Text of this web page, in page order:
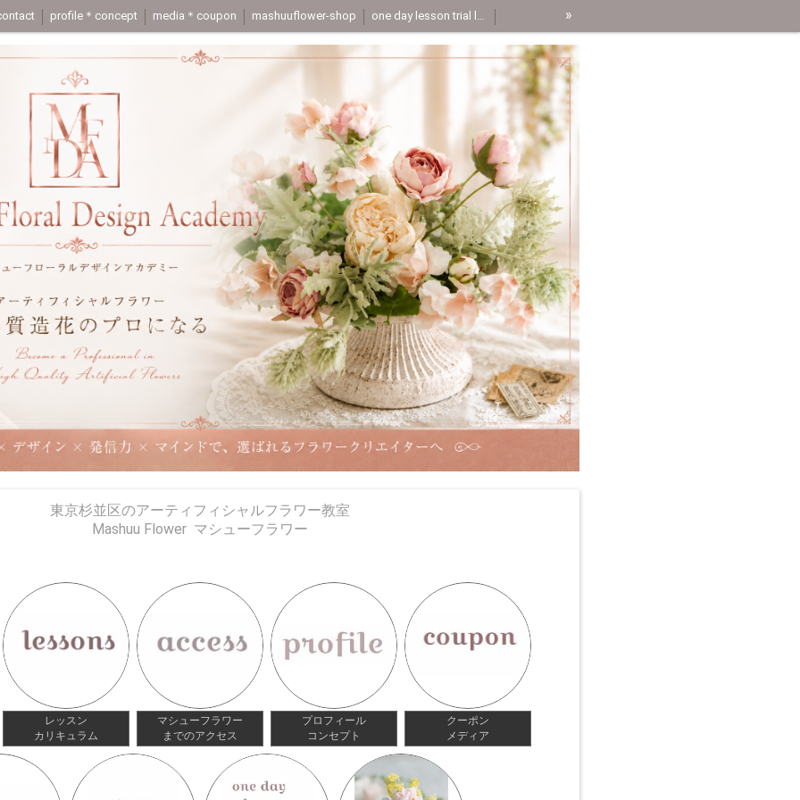
profile＊concept media＊coupon mashuuflower-shop one day lesson trial lesson page »
東京杉並区のアーティフィシャルフラワー教室
Mashuu Flower マシューフラワー
レッスン
カリキュラム
マシューフラワー
までのアクセス
プロフィール
コンセプト
クーポン
メディア